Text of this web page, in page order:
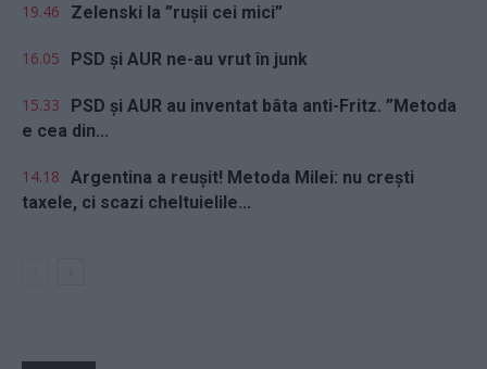
19.46 Zelenski la ”rușii cei mici”
16.05 PSD și AUR ne-au vrut în junk
15.33
PSD și AUR au inventat bâta anti-Fritz. ”Metoda
e cea din...
14.18 Argentina a reușit! Metoda Milei: nu crești
taxele, ci scazi cheltuielile...